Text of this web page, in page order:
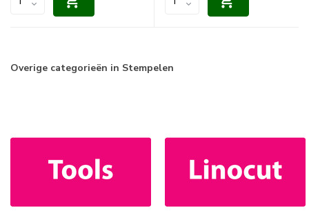
Overige categorieën in Stempelen